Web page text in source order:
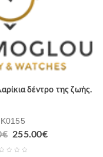
δέντρο της ζωής.
€ 255.00€